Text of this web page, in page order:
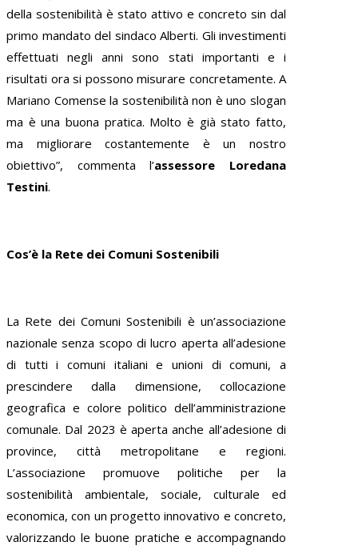
della sostenibilità è stato attivo e concreto sin dal
primo mandato del sindaco Alberti. Gli investimenti
effettuati negli anni sono stati importanti e i
risultati ora si possono misurare concretamente. A
Mariano Comense la sostenibilità non è uno slogan
ma è una buona pratica. Molto è già stato fatto,
ma migliorare costantemente è un nostro
obiettivo”, commenta l’assessore Loredana
Testini.
Cos’è la Rete dei Comuni Sostenibili
La Rete dei Comuni Sostenibili è un’associazione
nazionale senza scopo di lucro aperta all’adesione
di tutti i comuni italiani e unioni di comuni, a
prescindere dalla dimensione, collocazione
geografica e colore politico dell’amministrazione
comunale. Dal 2023 è aperta anche all’adesione di
province, città metropolitane e regioni.
L’associazione promuove politiche per la
sostenibilità ambientale, sociale, culturale ed
economica, con un progetto innovativo e concreto,
valorizzando le buone pratiche e accompagnando